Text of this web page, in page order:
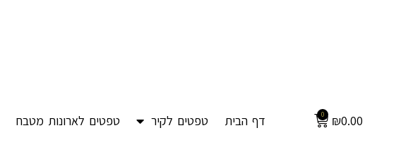
₪0.00
0 דף הבית טפטים לקיר טפטים לארונות מטבח